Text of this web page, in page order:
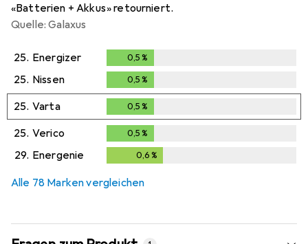
«Batterien + Akkus» retourniert.
Quelle: Galaxus
25. Energizer 0,5 %
25. Nissen 0,5 %
25. Varta 0,5 %
25. Verico 0,5 %
29. Energenie 0,6 %
Alle 78 Marken vergleichen